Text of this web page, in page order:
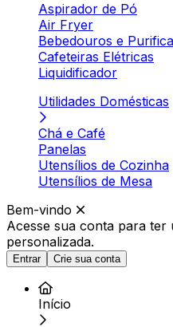
Aspirador de Pó
Air Fryer
Bebedouros e
Cafeteiras Elétricas
Liquidificador
Utilidades Domésticas
Chá e Café
Panelas
Utensílios de Cozinha
Utensílios de Mesa
Bem-vindo
Acesse sua conta para ter
personalizada.
Entrar Crie sua conta
Início